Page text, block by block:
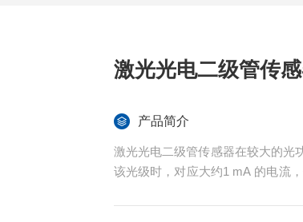
激光光电二级管传
产品简介
激光光电二级管传感器在较大的光
该光级时，对应大约1 mA 的电流